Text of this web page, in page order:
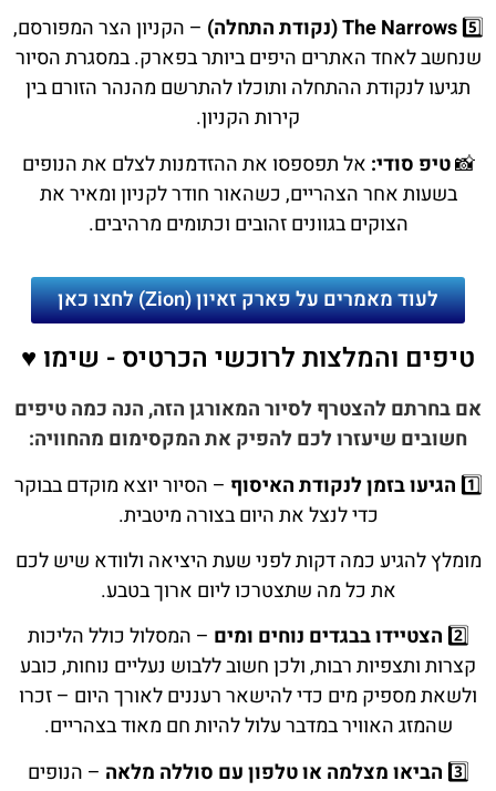
5️⃣ The Narrows (נקודת התחלה)
– הקניון הצר המפורסם,
שנחשב לאחד האתרים היפים ביותר בפארק. במסגרת הסיור
תגיעו לנקודת ההתחלה ותוכלו להתרשם מהנהר הזורם בין
קירות הקניון.
📸טיפ סודי: אל תפספסו את ההזדמנות לצלם את הנופים
בשעות אחר הצהריים, כשהאור חודר לקניון ומאיר את
הצוקים בגוונים זהובים וכתומים מרהיבים.
לעוד מאמרים על פארק זאיון (Zion) לחצו כאן
טיפים והמלצות לרוכשי הכרטיס - שימו ♥️
אם בחרתם להצטרף לסיור המאורגן הזה, הנה כמה טיפים
חשובים שיעזרו לכם להפיק את המקסימום מהחוויה:
1️⃣ הגיעו בזמן לנקודת האיסוף – הסיור יוצא מוקדם בבוקר
כדי לנצל את היום בצורה מיטבית.
מומלץ להגיע כמה דקות לפני שעת היציאה ולוודא שיש לכם
את כל מה שתצטרכו ליום ארוך בטבע.
2️⃣ הצטיידו בבגדים נוחים ומים – המסלול כולל הליכות
קצרות ותצפיות רבות, ולכן חשוב ללבוש נעליים נוחות, כובע
ולשאת מספיק מים כדי להישאר רעננים לאורך היום – זכרו
שהמזג האוויר במדבר עלול להיות חם מאוד בצהריים.
3️⃣ הביאו מצלמה או טלפון עם סוללה מלאה – הנופים